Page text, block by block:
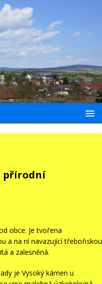
přírodní
obce. Je tvořena
a na ní navazující třeboňskou
a zalesněná.
je Vysoký kámen u